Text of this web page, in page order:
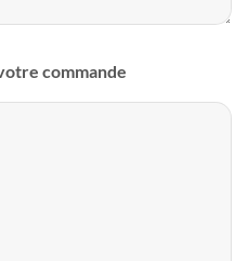
commande